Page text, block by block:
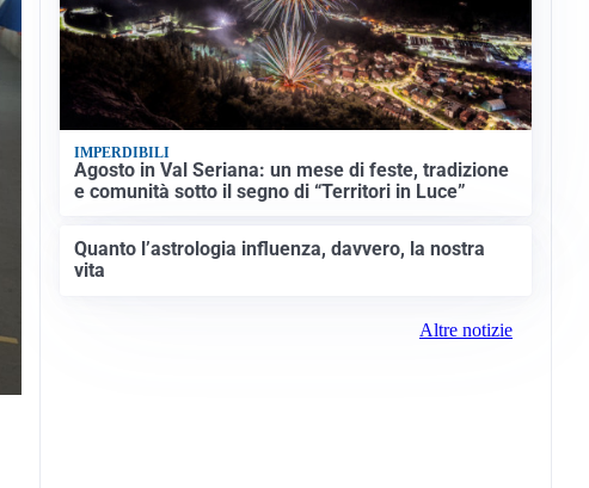
IMPERDIBILI
Agosto in Val Seriana: un mese di feste, tradizione
e comunità sotto il segno di “Territori in Luce”
Quanto l’astrologia influenza, davvero, la nostra
vita
Altre notizie